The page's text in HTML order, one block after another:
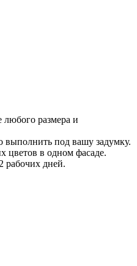
размера и
выполнить под вашу задумку.
цветов в одном фасаде.
рабочих дней.